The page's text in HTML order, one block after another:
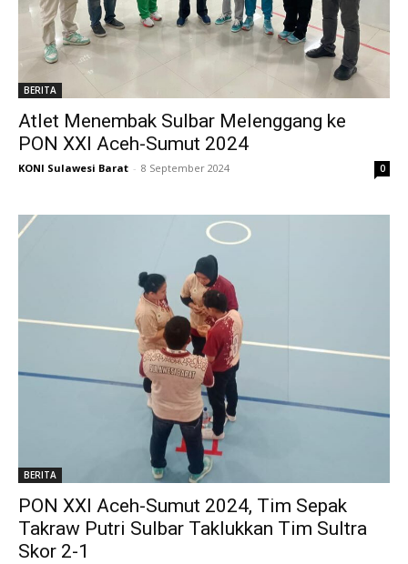
BERITA
Atlet Menembak Sulbar Melenggang ke
PON XXI Aceh-Sumut 2024
KONI Sulawesi Barat - 8 September 2024 0
BERITA
PON XXI Aceh-Sumut 2024, Tim Sepak
Takraw Putri Sulbar Taklukkan Tim Sultra
Skor 2-1